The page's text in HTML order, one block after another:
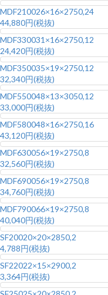
MDF210026×16×2750,24
44,880円(税抜)
MDF330031×16×2750,12
24,420円(税抜)
MDF350035×19×2750,12
32,340円(税抜)
MDF550048×13×3050,12
33,000円(税抜)
MDF580048×16×2750,16
43,120円(税抜)
MDF630056×19×2750,8
32,560円(税抜)
MDF690056×19×2750,8
34,760円(税抜)
MDF790066×19×2750,8
40,040円(税抜)
SF20020×20×2850,2
4,788円(税抜)
SF22022×15×2900,2
3,364円(税抜)